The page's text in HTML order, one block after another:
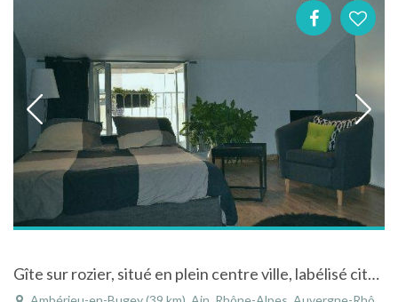
Gîte sur rozier, situé en plein centre ville, labélisé city break.